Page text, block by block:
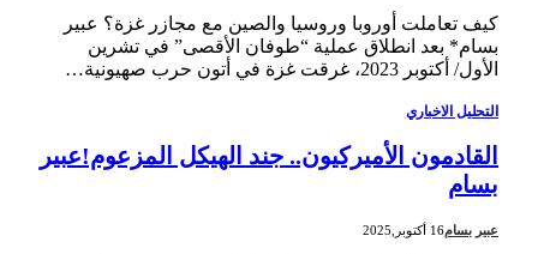
كيف تعاملت أوروبا وروسيا والصين مع مجازر غزة؟ عبير
بسام* بعد انطلاق عملية “طوفان الأقصى” في تشرين
الأول/ أكتوبر 2023، غرقت غزة في أتون حرب صهيونية…
التحليل الاخباري
القادمون الأميركيون.. جند الهيكل المزعوم!عبير
بسام
عبير بسام16 أكتوبر,2025